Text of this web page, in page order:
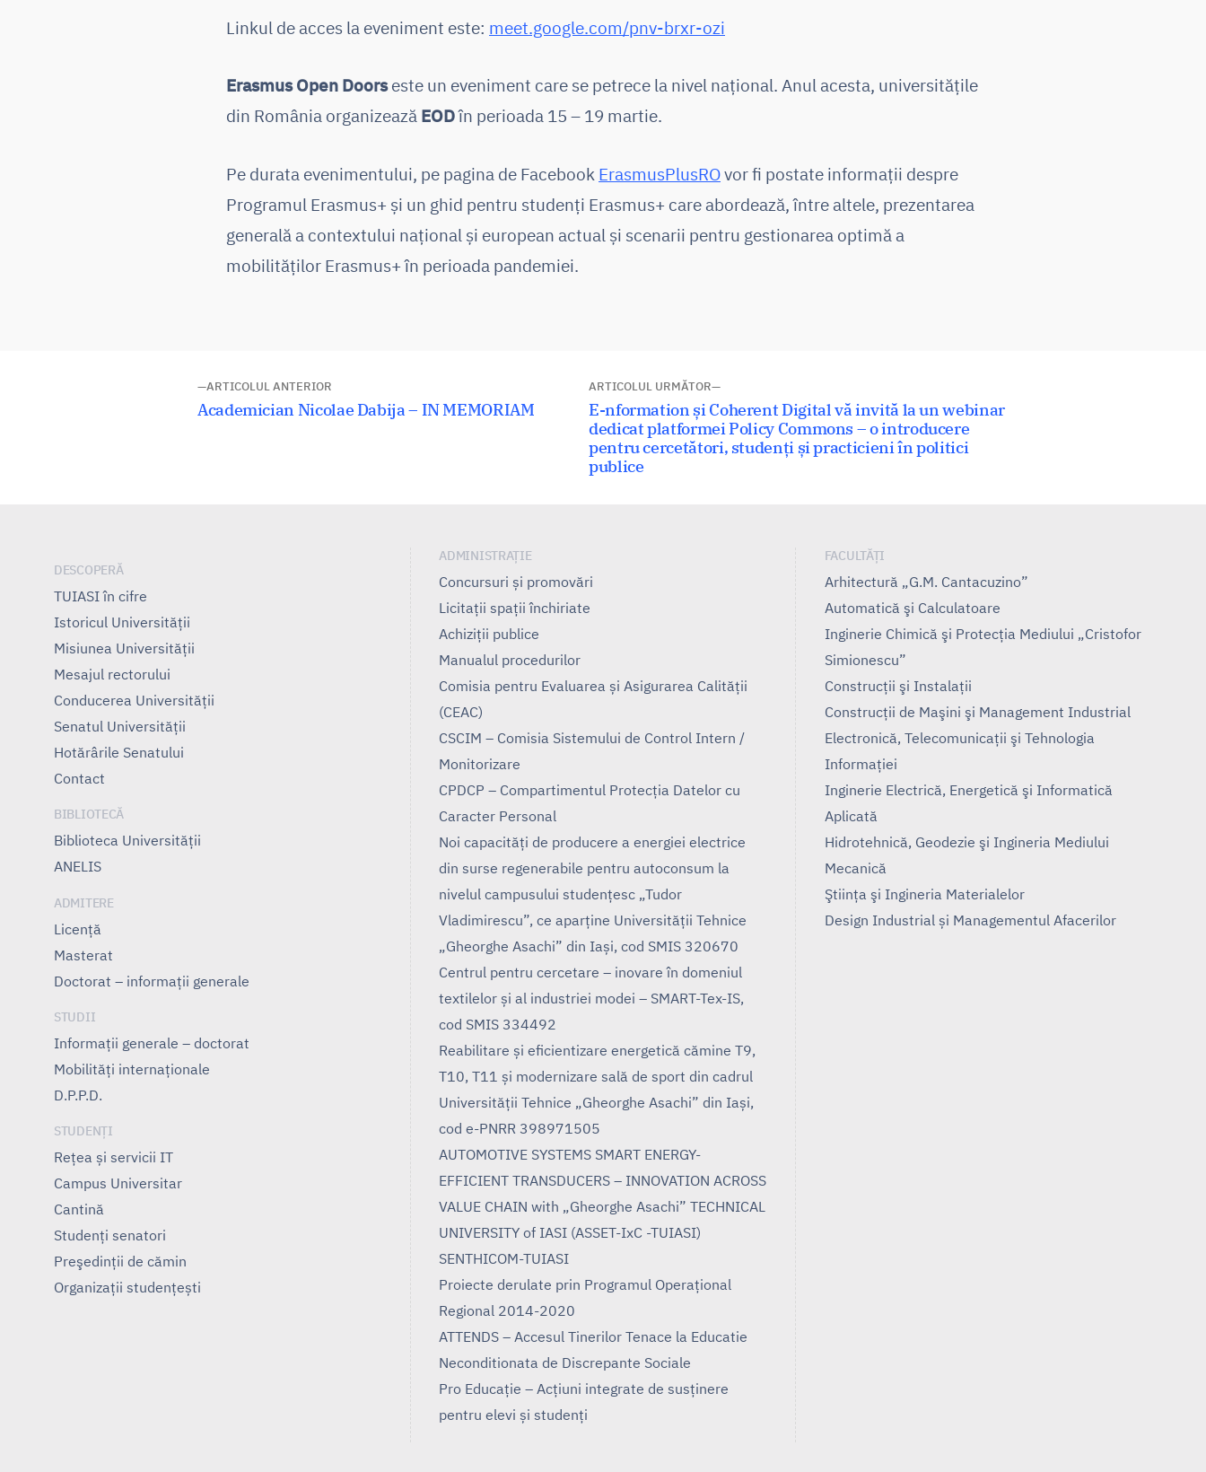
Linkul de acces la eveniment este: meet.google.com/pnv-brxr-ozi
Erasmus Open Doorseste un eveniment care se petrece la nivel național. Anul acesta, universitățile
din România organizează EODîn perioada 15 – 19 martie.
Pe durata evenimentului, pe pagina de Facebook ErasmusPlusROvor fi postate informații despre
Programul Erasmus+ și un ghid pentru studenți Erasmus+ care abordează, între altele, prezentarea
generală a contextului național și european actual și scenarii pentru gestionarea optimă a
mobilităților Erasmus+ în perioada pandemiei.
ARTICOLUL ANTERIOR
Articolul
Academician Nicolae Dabija – IN MEMORIAM
ARTICOLUL URMĂTOR
Articolul
următor:
E-nformation și Coherent Digital vă invită la un webinar
dedicat platformei Policy Commons – o introducere
pentru cercetători, studenți și practicieni în politici
publice
DESCOPERĂ
TUIASI în cifre
Istoricul Universităţii
Misiunea Universităţii
Mesajul rectorului
Conducerea Universităţii
Senatul Universității
Hotărârile Senatului
Contact
BIBLIOTECĂ
Biblioteca Universității
ANELIS
ADMITERE
Licență
Masterat
Doctorat – informații generale
STUDII
Informații generale – doctorat
Mobilități internaționale
D.P.P.D.
STUDENȚI
Rețea și servicii IT
Campus Universitar
Cantină
Studenți senatori
Preşedinţii de cămin
Organizații studențești
ADMINISTRAȚIE
Concursuri și promovări
Licitații spații închiriate
Achiziții publice
Manualul procedurilor
Comisia pentru Evaluarea și Asigurarea Calității
(CEAC)
CSCIM – Comisia Sistemului de Control Intern /
Monitorizare
CPDCP – Compartimentul Protecția Datelor cu
Caracter Personal
Noi capacități de producere a energiei electrice
din surse regenerabile pentru autoconsum la
nivelul campusului studențesc „Tudor
Vladimirescu”, ce aparține Universității Tehnice
„Gheorghe Asachi” din Iași, cod SMIS 320670
Centrul pentru cercetare – inovare în domeniul
textilelor și al industriei modei – SMART-Tex-IS,
cod SMIS 334492
Reabilitare și eficientizare energetică cămine T9,
T10, T11 și modernizare sală de sport din cadrul
Universității Tehnice „Gheorghe Asachi” din Iași,
cod e-PNRR 398971505
AUTOMOTIVE SYSTEMS SMART ENERGY-
EFFICIENT TRANSDUCERS – INNOVATION ACROSS
VALUE CHAIN with „Gheorghe Asachi” TECHNICAL
UNIVERSITY of IASI (ASSET-IxC -TUIASI)
SENTHICOM-TUIASI
Proiecte derulate prin Programul Operaţional
Regional 2014-2020
ATTENDS – Accesul Tinerilor Tenace la Educatie
Neconditionata de Discrepante Sociale
Pro Educație – Acțiuni integrate de susținere
pentru elevi și studenți
FACULTĂȚI
Arhitectură „G.M. Cantacuzino”
Automatică şi Calculatoare
Inginerie Chimică şi Protecţia Mediului „Cristofor
Simionescu”
Construcţii şi Instalaţii
Construcţii de Maşini şi Management Industrial
Electronică, Telecomunicaţii şi Tehnologia
Informaţiei
Inginerie Electrică, Energetică şi Informatică
Aplicată
Hidrotehnică, Geodezie şi Ingineria Mediului
Mecanică
Ştiinţa şi Ingineria Materialelor
Design Industrial și Managementul Afacerilor